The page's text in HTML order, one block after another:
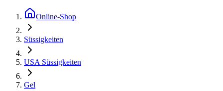
Online-Shop
Süssigkeiten
USA Süssigkeiten
Gel